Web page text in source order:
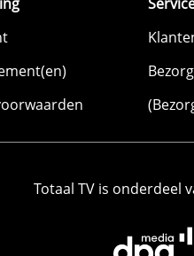
Totaal TV is onderdeel